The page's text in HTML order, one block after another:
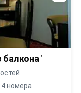
балкона"
4 номера